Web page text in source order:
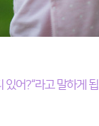
있어?“라고 말하게